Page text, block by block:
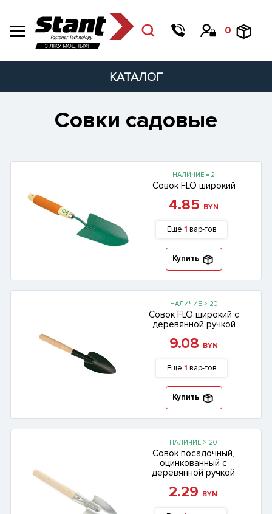
0
КАТАЛОГ
Совки садовые
НАЛИЧИЕ = 2
Совок FLO широкий
4.85 BYN
Еще 1 вар-тов
Купить
НАЛИЧИЕ > 20
Совок FLO широкий с
деревянной ручкой
9.08 BYN
Еще 1 вар-тов
Купить
НАЛИЧИЕ > 20
Совок посадочный,
оцинкованный с
деревянной ручкой
2.29 BYN